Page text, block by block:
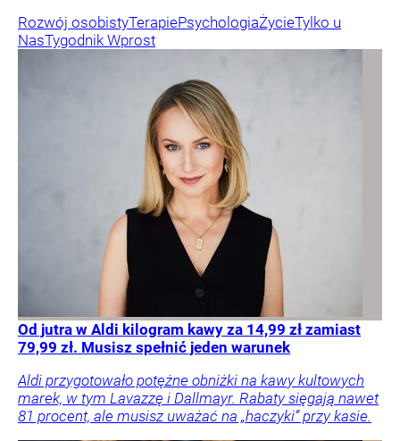
Rozwój osobistyTerapiePsychologiaŻycieTylko u
NasTygodnik Wprost
Od jutra w Aldi kilogram kawy za 14,99 zł zamiast
79,99 zł. Musisz spełnić jeden warunek
Aldi przygotowało potężne obniżki na kawy kultowych
marek, w tym Lavazzę i Dallmayr. Rabaty sięgają nawet
81 procent, ale musisz uważać na „haczyki” przy kasie.